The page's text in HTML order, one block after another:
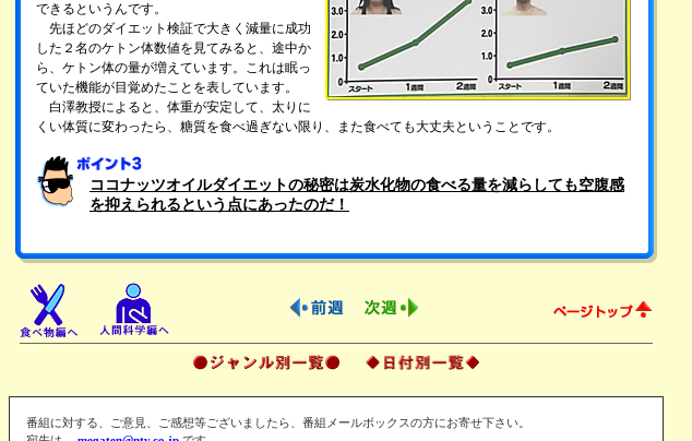
できるというんです。
先ほどのダイエット検証で大きく減量に成功
した２名のケトン体数値を見てみると、途中か
ら、ケトン体の量が増えています。これは眠っ
ていた機能が目覚めたことを表しています。
白澤教授によると、体重が安定して、太りに
くい体質に変わったら、糖質を食べ過ぎない限り、また食べても大丈夫ということです。
ココナッツオイルダイエットの秘密は炭水化物の食べる量を減らしても空腹感
を抑えられるという点にあったのだ！
番組に対する、ご意見、ご感想等ございましたら、番組メールボックスの方にお寄せ下さい。